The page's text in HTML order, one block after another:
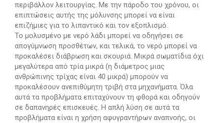
περιβάλλον λειτουργίας. Με την πάροδο του χρόνου, οι
επιπτώσεις αυτής της μόλυνσης μπορεί να είναι
επιζήμιες για το λιπαντικό και τον εξοπλισμό.
Το μολυσμένο με νερό λάδι μπορεί να οδηγήσει σε
απογύμνωση προσθέτων, και τελικά, το νερό μπορεί να
προκαλέσει διάβρωση και σκουριά. Μικρά σωματίδια όχι
μεγαλύτερα από τρία μικρά (η διάμετρος μιας
ανθρώπινης τρίχας είναι 40 μικρά) μπορούν να
προκαλέσουν ανεπιθύμητη τριβή στα μηχανήματα. Όλα
αυτά τα προβλήματα επιταχύνουν τη φθορά και οδηγούν
σε δαπανηρές επισκευές. Η απλή λύση σε αυτά τα
προβλήματα είναι η χρήση αφυγραντήρων αναπνοής, οι